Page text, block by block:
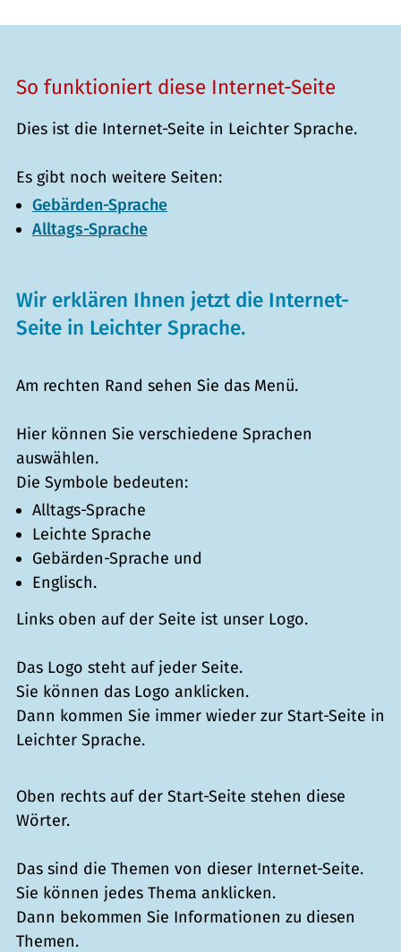
So funktioniert diese Internet-Seite
Dies ist die Internet-Seite in Leichter Sprache.
Es gibt noch weitere Seiten:
Gebärden-Sprache
Alltags-Sprache
Wir erklären Ihnen jetzt die Internet-
Seite in Leichter Sprache.
Am rechten Rand sehen Sie das Menü.
Hier können Sie verschiedene Sprachen
auswählen.
Die Symbole bedeuten:
Alltags-Sprache
Leichte Sprache
Gebärden-Sprache und
Englisch.
Links oben auf der Seite ist unser Logo.
Das Logo steht auf jeder Seite.
Sie können das Logo anklicken.
Dann kommen Sie immer wieder zur Start-Seite in
Leichter Sprache.
Oben rechts auf der Start-Seite stehen diese
Wörter.
Das sind die Themen von dieser Internet-Seite.
Sie können jedes Thema anklicken.
Dann bekommen Sie Informationen zu diesen
Themen.